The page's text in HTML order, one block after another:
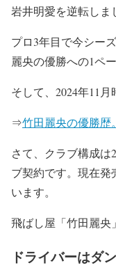
岩井明愛を逆転しま
プロ3年目で今シー
麗央の優勝への1ペ
そして、2024年11月
⇒竹田麗央の優勝歴
さて、クラブ構成は
ブ契約です。現在発
います。
飛ばし屋「竹田麗央
ドライバーはダ